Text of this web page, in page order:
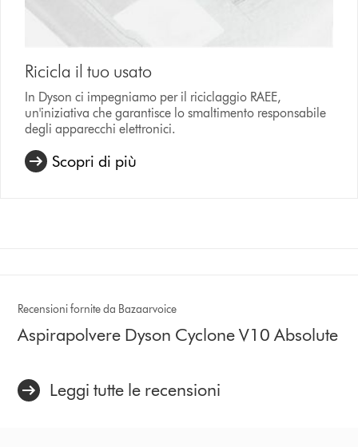
Ricicla il tuo usato
In Dyson ci impegniamo per il riciclaggio RAEE,
un'iniziativa che garantisce lo smaltimento responsabile
degli apparecchi elettronici.
Scopri di più
Recensioni fornite da Bazaarvoice
Aspirapolvere Dyson Cyclone V10 Absolute
Leggi tutte le recensioni